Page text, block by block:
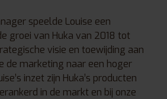
speelde Louise een
groei van Huka van 2018 tot
visie en toewijding aan
de marketing naar een hoger
inzet zijn Huka’s producten
in de markt en bij onze